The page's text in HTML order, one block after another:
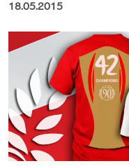
18.05.2015